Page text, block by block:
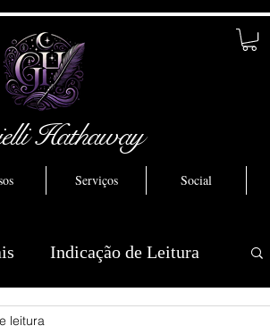
Hathaway
Serviços Social
Indicação de Leitura
leitura